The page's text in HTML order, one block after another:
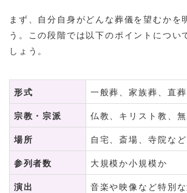
まず、自分自身がどんな葬儀を望むかを
う。この段階では以下のポイントについ
しょう。
形式
一般葬、家族葬、直
宗教・宗派
仏教、キリスト教、
場所
自宅、斎場、寺院など
参列者数
大規模か小規模か
演出
音楽や映像など特別